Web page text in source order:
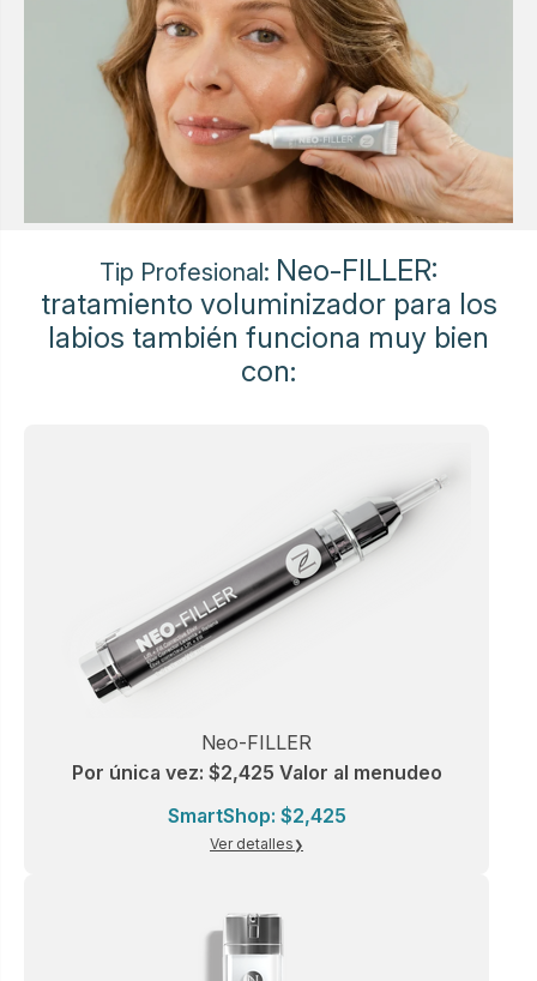
Tip Profesional: Neo-FILLER:
tratamiento voluminizador para los
labios también funciona muy bien
con:
Neo-FILLER
Por única vez: $2,425 Valor al menudeo
SmartShop: $2,425
Ver detalles